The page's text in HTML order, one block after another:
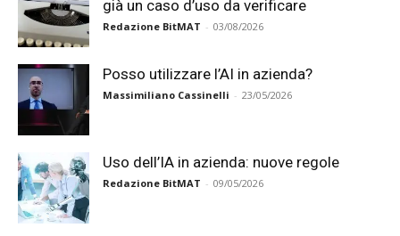
già un caso d’uso da verificare
Redazione BitMAT - 03/08/2026
Posso utilizzare l’AI in azienda?
Massimiliano Cassinelli - 23/05/2026
Uso dell’IA in azienda: nuove regole
Redazione BitMAT - 09/05/2026